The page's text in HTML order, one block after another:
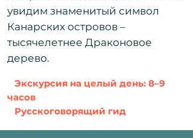
увидим знаменитый символ
Канарских островов –
тысячелетнее Драконовое
дерево.
Экскурсия на целый день: 8–9
часов
Русскоговорящий гид